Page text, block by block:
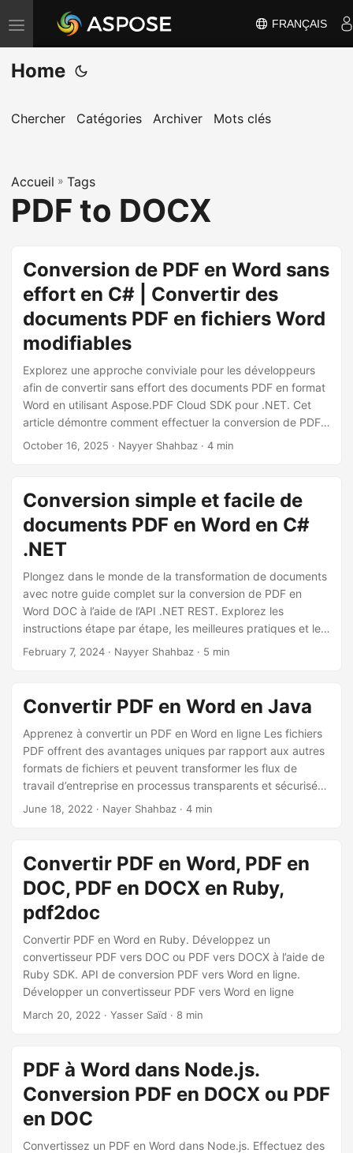
B
a
s
u
r
l
a
o
n
FRANÇAIS
Home
Chercher Catégories Archiver Mots clés
Accueil » Tags
PDF to DOCX
Conversion de PDF en Word sans
effort en C# | Convertir des
documents PDF en fichiers Word
modifiables
Explorez une approche conviviale pour les développeurs
afin de convertir sans effort des documents PDF en format
Word en utilisant Aspose.PDF Cloud SDK pour .NET. Cet
article démontre comment effectuer la conversion de PDF
en DOC et de PDF en DOCX en C#, vous permettant de
précision.
October 16, 2025 · Nayyer Shahbaz · 4 min
Conversion simple et facile de
documents PDF en Word en C#
.NET
Plongez dans le monde de la transformation de documents
avec notre guide complet sur la conversion de PDF en
Word DOC à l’aide de l’API .NET REST. Explorez les
instructions étape par étape, les meilleures pratiques et les
exemples de codage pour rationaliser votre processus de
February 7, 2024 · Nayyer Shahbaz · 5 min
Convertir PDF en Word en Java
Apprenez à convertir un PDF en Word en ligne Les fichiers
PDF offrent des avantages uniques par rapport aux autres
formats de fichiers et peuvent transformer les flux de
travail d’entreprise en processus transparents et sécurisés
où les progrès peuvent être suivis de près. De plus, le
l’application native, le lecteur, le système d’exploitation ou
l’appareil utilisé.
June 18, 2022 · Nayer Shahbaz · 4 min
Convertir PDF en Word, PDF en
DOC, PDF en DOCX en Ruby,
pdf2doc
Convertir PDF en Word en Ruby. Développez un
convertisseur PDF vers DOC ou PDF vers DOCX à l’aide de
Ruby SDK. API de conversion PDF vers Word en ligne.
Développer un convertisseur PDF vers Word en ligne
March 20, 2022 · Yasser Saïd · 8 min
PDF à Word dans Node.js.
Conversion PDF en DOCX ou PDF
en DOC
Convertissez un PDF en Word dans Node.js. Effectuez des